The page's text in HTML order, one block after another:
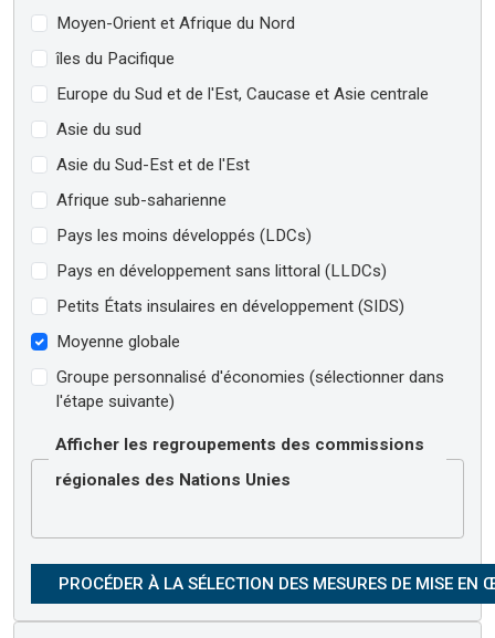
Moyen-Orient et Afrique du Nord
îles du Pacifique
Europe du Sud et de l'Est, Caucase et Asie centrale
Asie du sud
Asie du Sud-Est et de l'Est
Afrique sub-saharienne
Pays les moins développés (LDCs)
Pays en développement sans littoral (LLDCs)
Petits États insulaires en développement (SIDS)
Moyenne globale
Groupe personnalisé d'économies (sélectionner dans
l'étape suivante)
Afficher les regroupements des commissions
régionales des Nations Unies